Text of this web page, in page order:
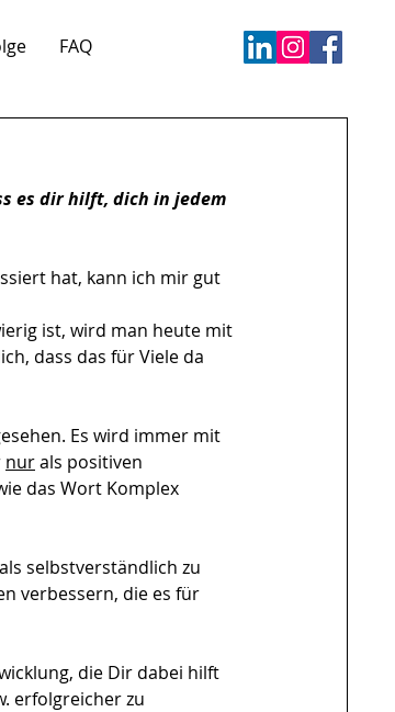
FAQ
es dir hilft, dich in jedem
hat, kann ich mir gut
ist, wird man heute mit
dass das für Viele da
Es wird immer mit
nur als positiven
das Wort Komplex
selbstverständlich zu
verbessern, die es für
die Dir dabei hilft
erfolgreicher zu